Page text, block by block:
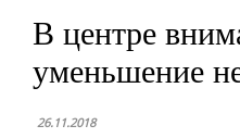
В центре
уменьшение
26.11.2018